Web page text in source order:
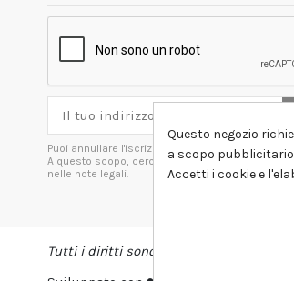
Puoi annullare l'iscrizione in ogni momenti.
A questo scopo, cerca le info di contatto
nelle note legali.
Tutti i diritti sono riservati DSHIRT -
Questo negozio
a scopo
Accetti i cookie e